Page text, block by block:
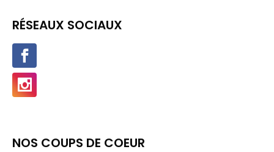
RÉSEAUX SOCIAUX
NOS COUPS DE COEUR